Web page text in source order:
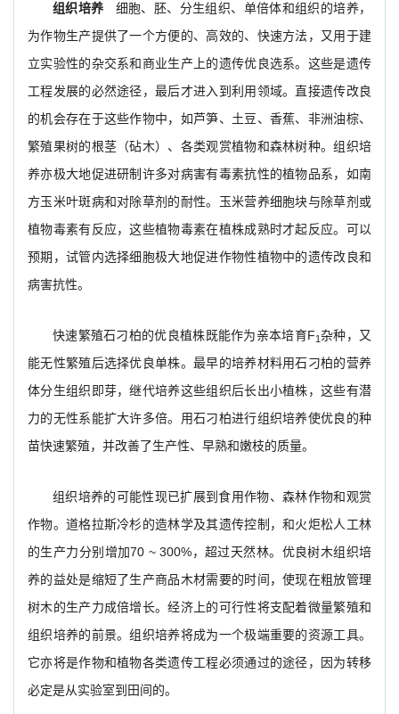
组织培养
细胞、胚、分生组织、单倍体和组织的培养，
为作物生产提供了一个方便的、高效的、快速方法，又用于建
立实验性的杂交系和商业生产上的遗传优良选系。这些是遗传
工程发展的必然途径，最后才进入到利用领域。直接遗传改良
的机会存在于这些作物中，如芦笋、土豆、香蕉、非洲油棕、
繁殖果树的根茎（砧木）、各类观赏植物和森林树种。组织培
养亦极大地促进研制许多对病害有毒素抗性的植物品系，如南
方玉米叶斑病和对除草剂的耐性。玉米营养细胞块与除草剂或
植物毒素有反应，这些植物毒素在植株成熟时才起反应。可以
预期，试管内选择细胞极大地促进作物性植物中的遗传改良和
病害抗性。
快速繁殖石刁柏的优良植株既能作为亲本培育F1杂种，又
能无性繁殖后选择优良单株。最早的培养材料用石刁柏的营养
体分生组织即芽，继代培养这些组织后长出小植株，这些有潜
力的无性系能扩大许多倍。用石刁柏进行组织培养使优良的种
苗快速繁殖，并改善了生产性、早熟和嫩枝的质量。
组织培养的可能性现已扩展到食用作物、森林作物和观赏
作物。道格拉斯冷杉的造林学及其遗传控制，和火炬松人工林
的生产力分别增加70 ~ 300%，超过天然林。优良树木组织培
养的益处是缩短了生产商品木材需要的时间，使现在粗放管理
树木的生产力成倍增长。经济上的可行性将支配着微量繁殖和
组织培养的前景。组织培养将成为一个极端重要的资源工具。
它亦将是作物和植物各类遗传工程必须通过的途径，因为转移
必定是从实验室到田间的。